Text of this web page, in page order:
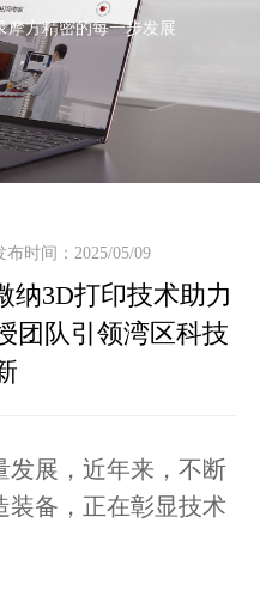
摩方精密的每一步发展
布时间：2025/05/09
纳3D打印技术助力
团队引领湾区科技
发展，近年来，不断
装备，正在彰显技术